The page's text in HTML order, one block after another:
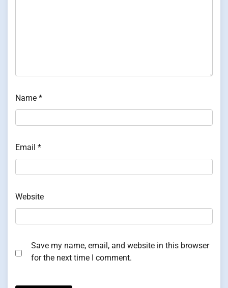
Name *
Email *
Website
Save my name, email, and website in this browser
for the next time I comment.